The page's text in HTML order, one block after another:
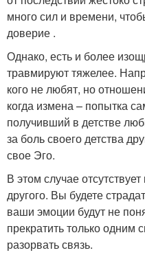
много сил и времени,
доверие .
Однако, есть и более
травмируют тяжелее.
кого не любят, но
когда измена – попытка
получивший в детстве
за боль своего детства
свое Эго.
В этом случае
другого. Вы будете
ваши эмоции будут не
прекратить только одним
разорвать связь.